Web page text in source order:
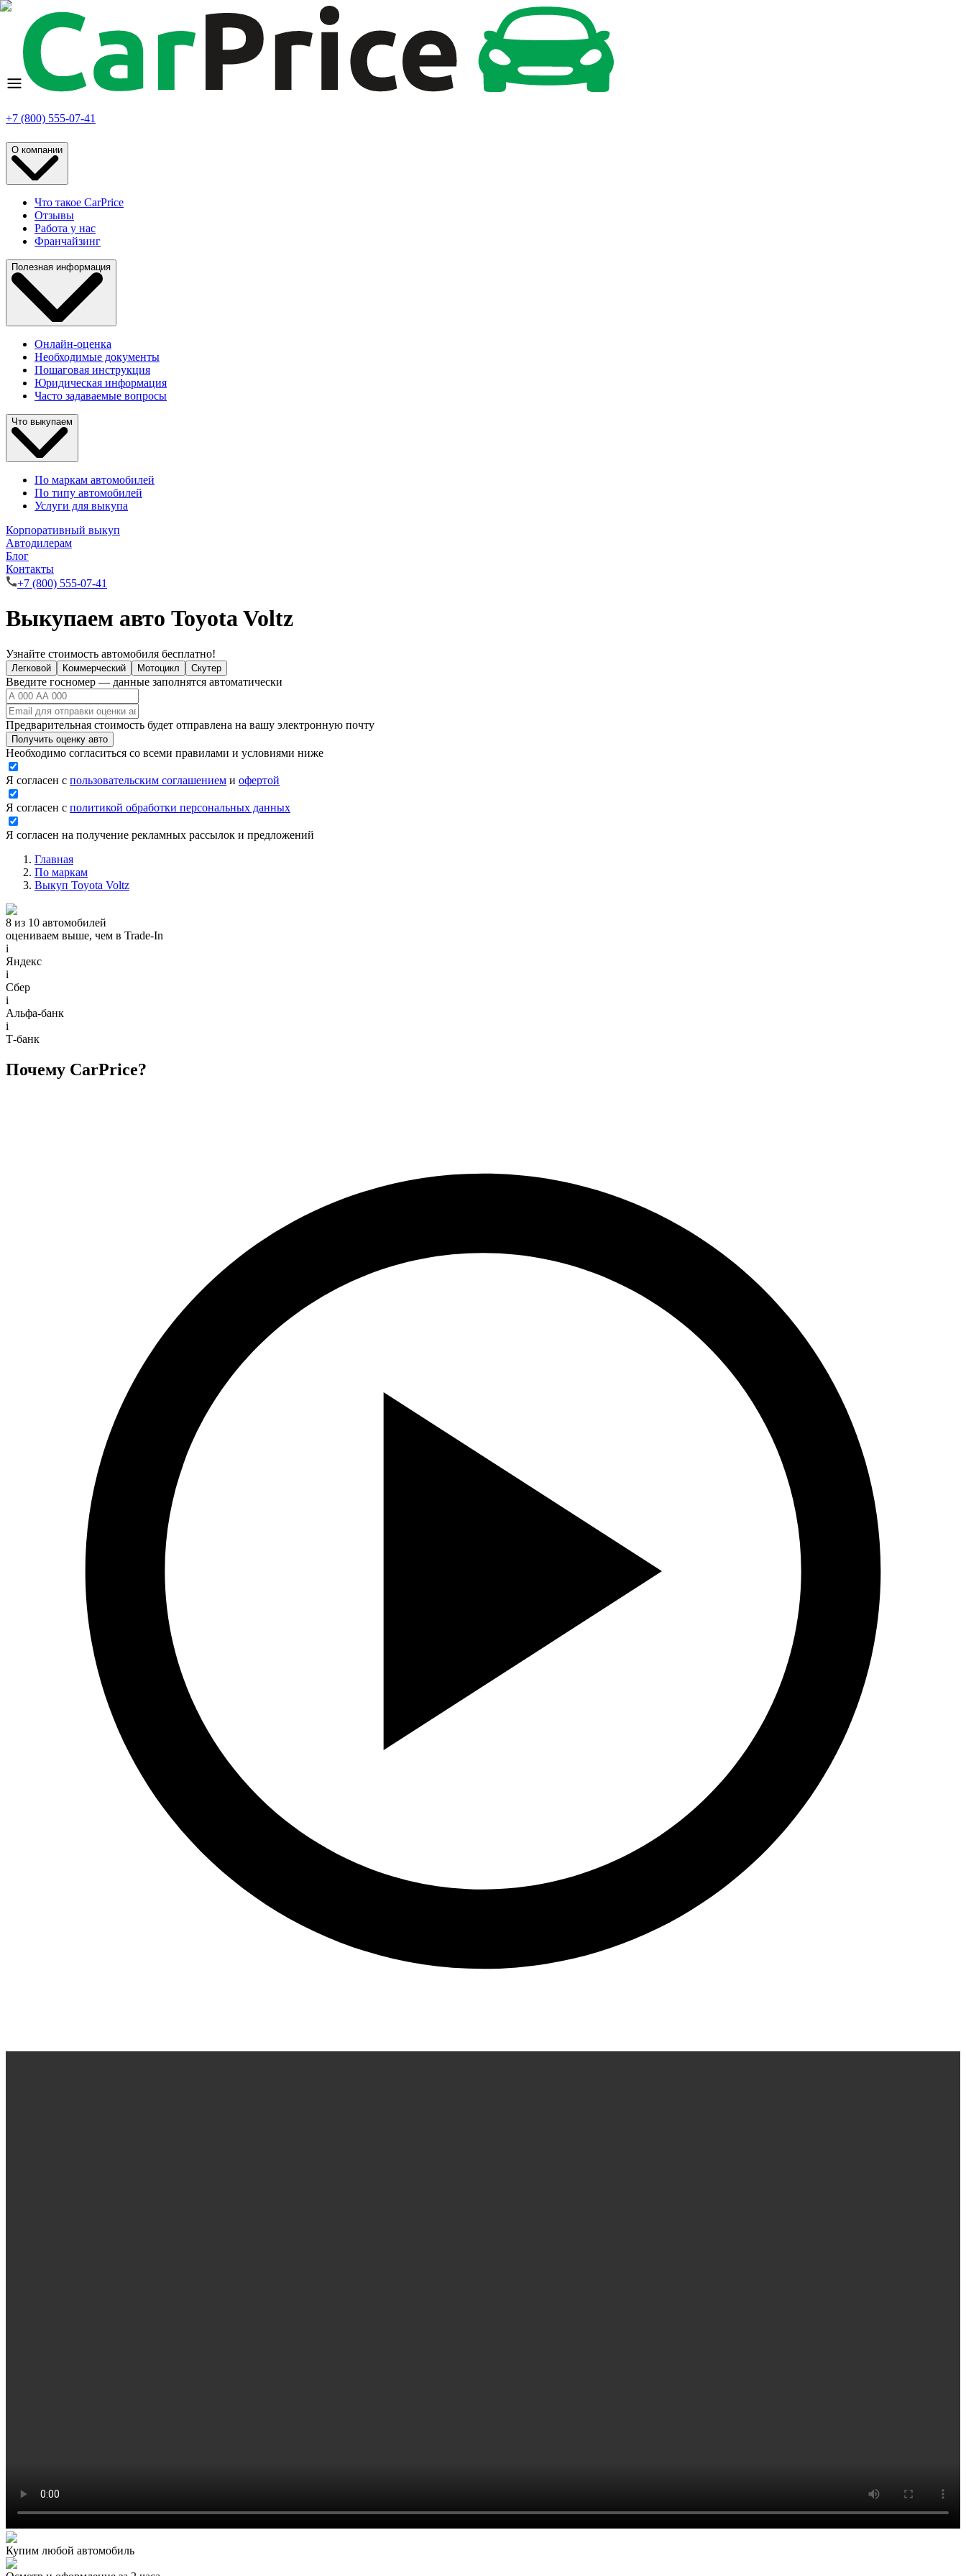
+7 (800) 555-07-41
О компании
Что такое CarPrice
Отзывы
Работа у нас
Франчайзинг
Полезная информация
Онлайн-оценка
Необходимые документы
Пошаговая инструкция
Юридическая информация
Часто задаваемые вопросы
Что выкупаем
По маркам автомобилей
По типу автомобилей
Услуги для выкупа
Корпоративный выкуп
Автодилерам
Блог
Контакты
+7 (800) 555-07-41
Выкупаем авто Toyota Voltz
Узнайте стоимость автомобиля бесплатно!
Легковой Коммерческий Мотоцикл Скутер
Введите госномер — данные заполнятся автоматически
Предварительная стоимость будет отправлена на вашу электронную почту
Получить оценку авто
Необходимо согласиться со всеми правилами и условиями ниже
Я согласен с пользовательским соглашением и офертой
Я согласен с политикой обработки персональных данных
Я согласен на получение рекламных рассылок и предложений
Главная
По маркам
Выкуп Toyota Voltz
8 из 10 автомобилей
оцениваем выше, чем в Trade‑In
i
Яндекс
i
Сбер
i
Альфа-банк
i
Т-банк
Почему CarPrice?
Купим любой автомобиль